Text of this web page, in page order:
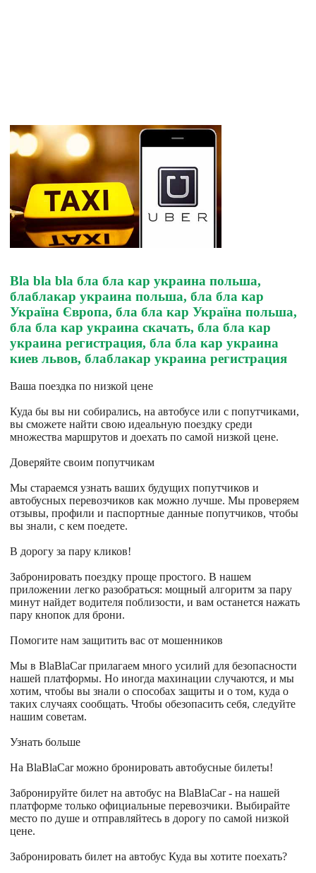
Bla bla bla бла бла кар украина польша,
блаблакар украина польша, бла бла кар
Україна Європа, бла бла кар Україна польша,
бла бла кар украина скачать, бла бла кар
украина регистрация, бла бла кар украина
киев львов, блаблакар украина регистрация
Ваша поездка по низкой цене
Куда бы вы ни собирались, на автобусе или с попутчиками,
вы сможете найти свою идеальную поездку среди
множества маршрутов и доехать по самой низкой цене.
Доверяйте своим попутчикам
Мы стараемся узнать ваших будущих попутчиков и
автобусных перевозчиков как можно лучше. Мы проверяем
отзывы, профили и паспортные данные попутчиков, чтобы
вы знали, с кем поедете.
В дорогу за пару кликов!
Забронировать поездку проще простого. В нашем
приложении легко разобраться: мощный алгоритм за пару
минут найдет водителя поблизости, и вам останется нажать
пару кнопок для брони.
Помогите нам защитить вас от мошенников
Мы в BlaBlaCar прилагаем много усилий для безопасности
нашей платформы. Но иногда махинации случаются, и мы
хотим, чтобы вы знали о способах защиты и о том, куда о
таких случаях сообщать. Чтобы обезопасить себя, следуйте
нашим советам.
Узнать больше
На BlaBlaCar можно бронировать автобусные билеты!
Забронируйте билет на автобус на BlaBlaCar - на нашей
платформе только официальные перевозчики. Выбирайте
место по душе и отправляйтесь в дорогу по самой низкой
цене.
Забронировать билет на автобус Куда вы хотите поехать?